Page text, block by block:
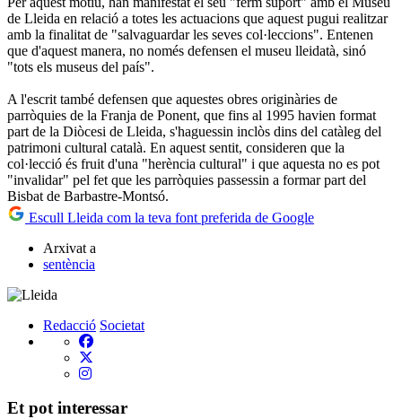
de Lleida en relació a totes les actuacions que aquest pugui realitzar
amb la finalitat de "salvaguardar les seves col·leccions". Entenen
que d'aquest manera, no només defensen el museu lleidatà, sinó
"tots els museus del país".
A l'escrit també defensen que aquestes obres originàries de
parròquies de la Franja de Ponent, que fins al 1995 havien format
part de la Diòcesi de Lleida, s'haguessin inclòs dins del catàleg del
patrimoni cultural català. En aquest sentit, consideren que la
col·lecció és fruit d'una "herència cultural" i que aquesta no es pot
"invalidar" pel fet que les parròquies passessin a formar part del
Bisbat de Barbastre-Montsó.
Escull Lleida com la teva font preferida de Google
Arxivat a
sentència
Redacció Societat
Et pot interessar